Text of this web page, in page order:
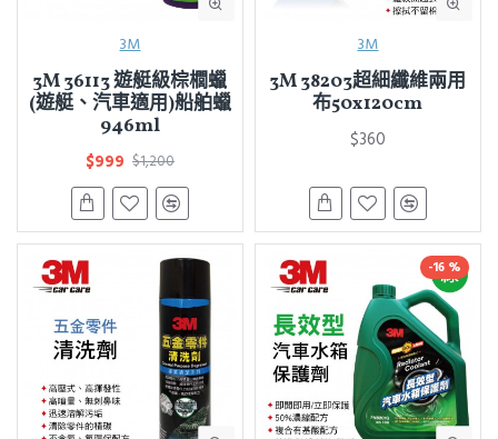
3M
3M 36113 遊艇級棕櫚蠟
(遊艇、汽車適用)船舶蠟
946ml
$999 $1,200
3M
3M 38203超細纖維兩用
布50x120cm
$360
-16 %